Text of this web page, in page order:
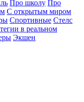
Про школу Про
С открытым миром
Спортивные Стелс
в реальном
Экшен